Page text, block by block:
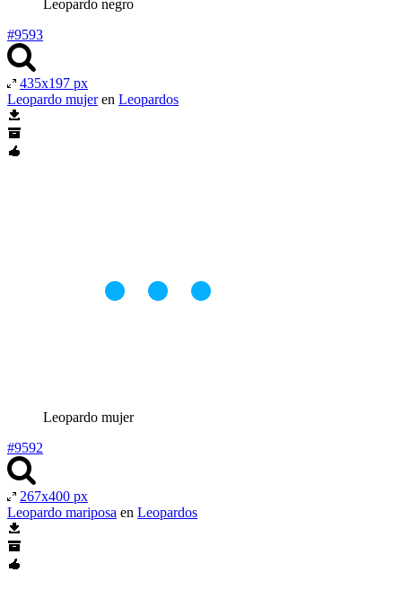
Leopardo negro
#9593
435x197 px
Leopardo mujeren Leopardos
Leopardo mujer
#9592
267x400 px
Leopardo mariposa en Leopardos